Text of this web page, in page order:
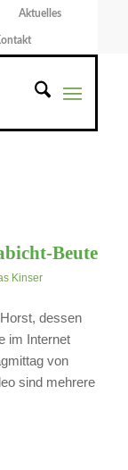
Aktuelles
Beute
Kinser
dessen
im Internet
von
sind mehrere